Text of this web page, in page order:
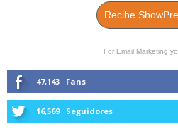
Recibe
For Email Marketing
47,143 Fans
16,569 Seguidores